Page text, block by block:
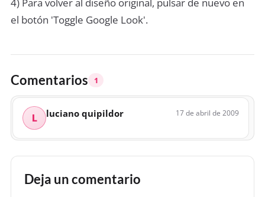
el botón 'Toggle Google Look'.
Comentarios 1
L luciano quipildor 17 de abril de 2009
Deja un comentario